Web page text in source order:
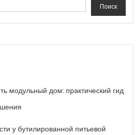
Поиск
модульный дом: практический гид
у бутилированной питьевой